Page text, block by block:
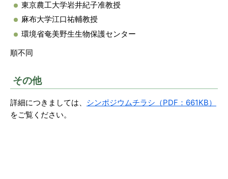
東京農工大学岩井紀子准教授
麻布大学江口祐輔教授
環境省奄美野生生物保護センター
順不同
その他
詳細につきましては、 シンポジウムチラシ（PDF：661KB）
をご覧ください。